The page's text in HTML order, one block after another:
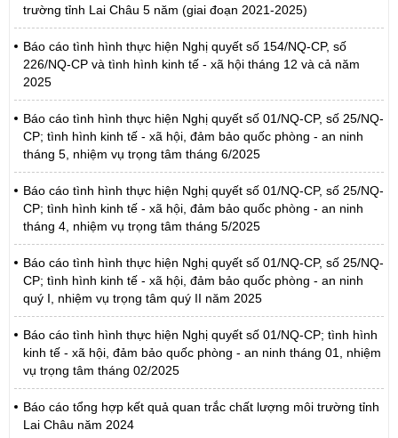
trường tỉnh Lai Châu 5 năm (giai đoạn 2021-2025)
Báo cáo tình hình thực hiện Nghị quyết số 154/NQ-CP, số
226/NQ-CP và tình hình kinh tế - xã hội tháng 12 và cả năm
2025
Báo cáo tình hình thực hiện Nghị quyết số 01/NQ-CP, số 25/NQ-
CP; tình hình kinh tế - xã hội, đảm bảo quốc phòng - an ninh
tháng 5, nhiệm vụ trọng tâm tháng 6/2025
Báo cáo tình hình thực hiện Nghị quyết số 01/NQ-CP, số 25/NQ-
CP; tình hình kinh tế - xã hội, đảm bảo quốc phòng - an ninh
tháng 4, nhiệm vụ trọng tâm tháng 5/2025
Báo cáo tình hình thực hiện Nghị quyết số 01/NQ-CP, số 25/NQ-
CP; tình hình kinh tế - xã hội, đảm bảo quốc phòng - an ninh
quý I, nhiệm vụ trọng tâm quý II năm 2025
Báo cáo tình hình thực hiện Nghị quyết số 01/NQ-CP; tình hình
kinh tế - xã hội, đảm bảo quốc phòng - an ninh tháng 01, nhiệm
vụ trọng tâm tháng 02/2025
Báo cáo tổng hợp kết quả quan trắc chất lượng môi trường tỉnh
Lai Châu năm 2024